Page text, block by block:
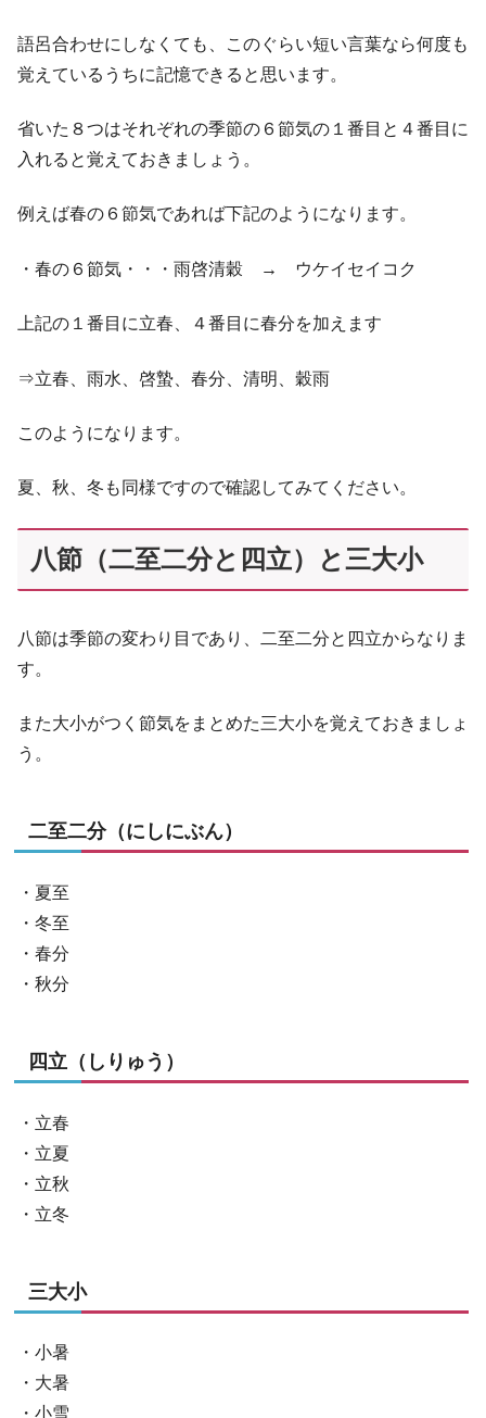
語呂合わせにしなくても、このぐらい短い言葉なら何度も
覚えているうちに記憶できると思います。
省いた８つはそれぞれの季節の６節気の１番目と４番目に
入れると覚えておきましょう。
例えば春の６節気であれば下記のようになります。
・春の６節気・・・雨啓清穀 → ウケイセイコク
上記の１番目に立春、４番目に春分を加えます
⇒立春、雨水、啓蟄、春分、清明、穀雨
このようになります。
夏、秋、冬も同様ですので確認してみてください。
八節（二至二分と四立）と三大小
八節は季節の変わり目であり、二至二分と四立からなりま
す。
また大小がつく節気をまとめた三大小を覚えておきましょ
う。
二至二分（にしにぶん）
・夏至
・冬至
・春分
・秋分
四立（しりゅう）
・立春
・立夏
・立秋
・立冬
三大小
・小暑
・大暑
・小雪